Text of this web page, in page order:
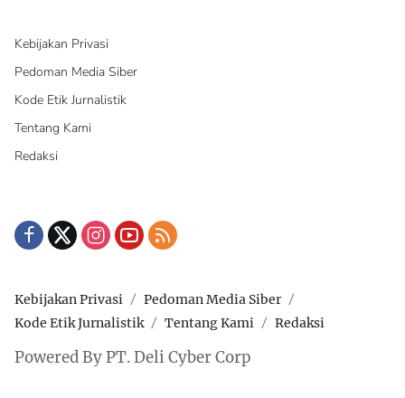
Kebijakan Privasi
Pedoman Media Siber
Kode Etik Jurnalistik
Tentang Kami
Redaksi
Kebijakan Privasi
Pedoman Media Siber
Kode Etik Jurnalistik
Tentang Kami Redaksi
Powered By PT. Deli Cyber Corp